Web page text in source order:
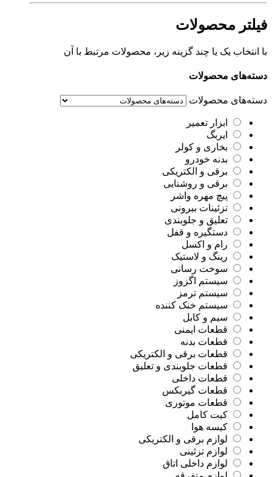
فیلتر محصولات
با انتخاب یک یا چند گزینه زیر، محصولات مرتبط با آن
دسته‌های محصولات
دسته‌های محصولات
ابزار تعمیر
ایربگ
بخاری و کولر
بدنه خودرو
برقی و الکتریکی
برقی و روشنایی
پیچ مهره واشر
تزئینات بیرونی
تعلیق و جلوبندی
دستگیره و قفل
رام و اکسل
رینگ و لاستیک
سوخت رسانی
سیستم اگزوز
سیستم ترمز
سیستم خنک کننده
سیم و کابل
قطعات ایمنی
قطعات بدنه
قطعات برقی و الکتریکی
قطعات جلوبندی و تعلیق
قطعات داخلی
قطعات گیربکس
قطعات موتوری
کیت کامل
کیسه هوا
لوازم برقی و الکتریکی
لوازم تزئینی
لوازم داخلی اتاق